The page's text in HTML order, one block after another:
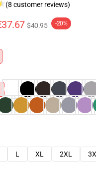
(8 customer reviews)
$40.95 -20%
L XL 2XL